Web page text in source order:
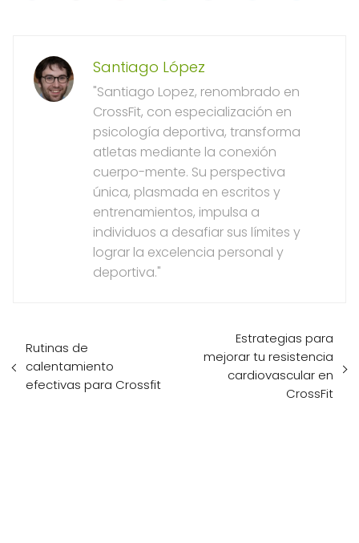
Santiago López
"Santiago Lopez, renombrado en
CrossFit, con especialización en
psicología deportiva, transforma
atletas mediante la conexión
cuerpo-mente. Su perspectiva
única, plasmada en escritos y
entrenamientos, impulsa a
individuos a desafiar sus límites y
lograr la excelencia personal y
deportiva."
Rutinas de
calentamiento
efectivas para Crossfit
Estrategias para
mejorar tu resistencia
cardiovascular en
CrossFit